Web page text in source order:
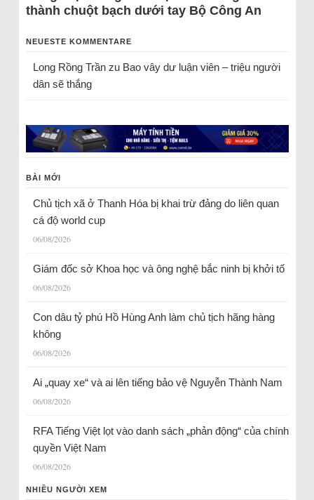
thành chuột bạch dưới tay Bộ Công An
NEUESTE KOMMENTARE
Long Rồng Trầnzu Bao vây dư luận viên – triệu người
dân sẽ thắng
BÀI MỚI
Chủ tịch xã ở Thanh Hóa bị khai trừ đảng do liên quan
cá độ world cup
06/08/2026
Giám đốc sở Khoa học và ông nghệ bắc ninh bị khởi tố
06/08/2026
Con dâu tỷ phú Hồ Hùng Anh làm chủ tịch hãng hàng
không
06/08/2026
Ai „quay xe“ và ai lên tiếng bảo vệ Nguyễn Thành Nam
06/08/2026
RFA Tiếng Việt lọt vào danh sách „phản động“ của chính
quyền Việt Nam
06/08/2026
NHIỀU NGƯỜI XEM